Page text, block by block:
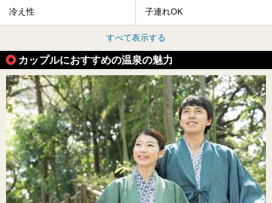
冷え性 子連れOK
すべて表示する
カップルにおすすめの温泉の魅力